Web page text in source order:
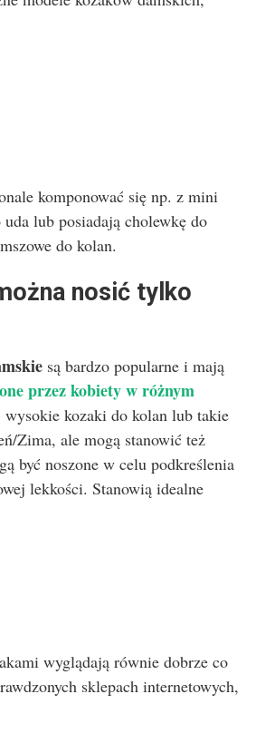
komponować się np. z mini
lub posiadają cholewkę do
do kolan.
nosić tylko
są bardzo popularne i mają
przez kobiety w różnym
wysokie kozaki do kolan lub takie
Zima, ale mogą stanowić też
być noszone w celu podkreślenia
lekkości. Stanowią idealne
wyglądają równie dobrze co
sklepach internetowych,